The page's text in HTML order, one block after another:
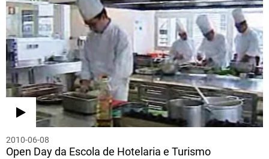
2010-06-08
Open Day da Escola de Hotelaria e Turismo